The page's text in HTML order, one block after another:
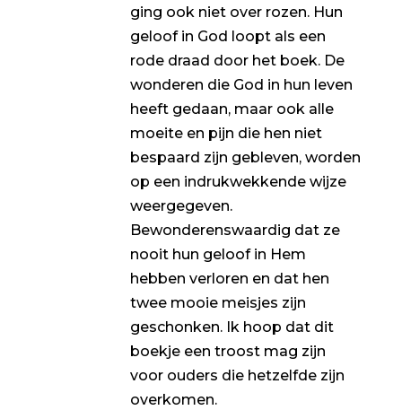
ging ook niet over rozen. Hun
geloof in God loopt als een
rode draad door het boek. De
wonderen die God in hun leven
heeft gedaan, maar ook alle
moeite en pijn die hen niet
bespaard zijn gebleven, worden
op een indrukwekkende wijze
weergegeven.
Bewonderenswaardig dat ze
nooit hun geloof in Hem
hebben verloren en dat hen
twee mooie meisjes zijn
geschonken. Ik hoop dat dit
boekje een troost mag zijn
voor ouders die hetzelfde zijn
overkomen.